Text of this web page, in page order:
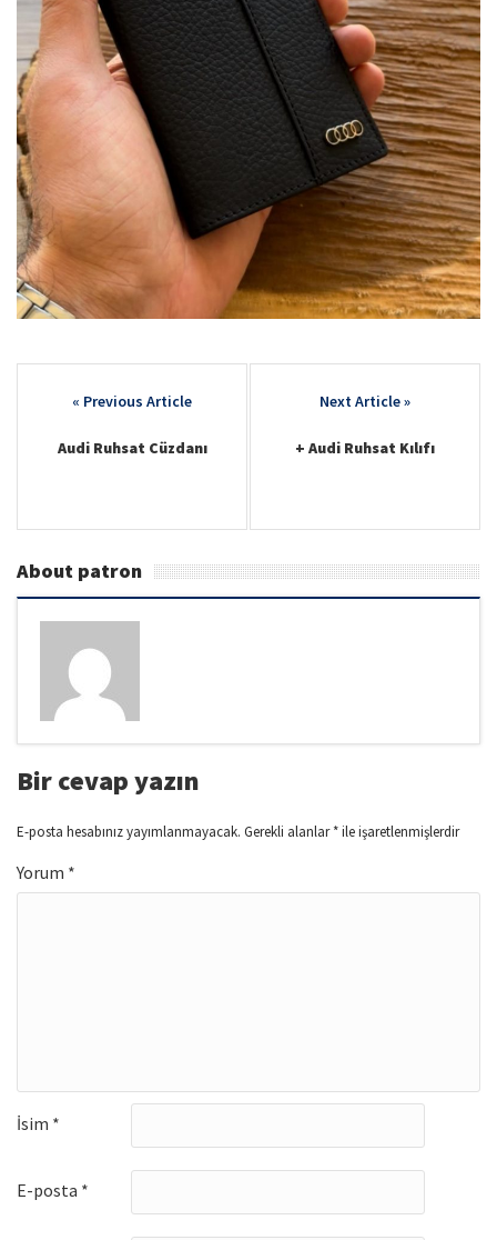
navigation
Audi Ruhsat Cüzdanı + Audi Ruhsat Kılıfı
About patron
Bir cevap yazın
E-posta hesabınız yayımlanmayacak. Gerekli alanlar*ile işaretlenmişlerdir
Yorum *
İsim *
E-posta *